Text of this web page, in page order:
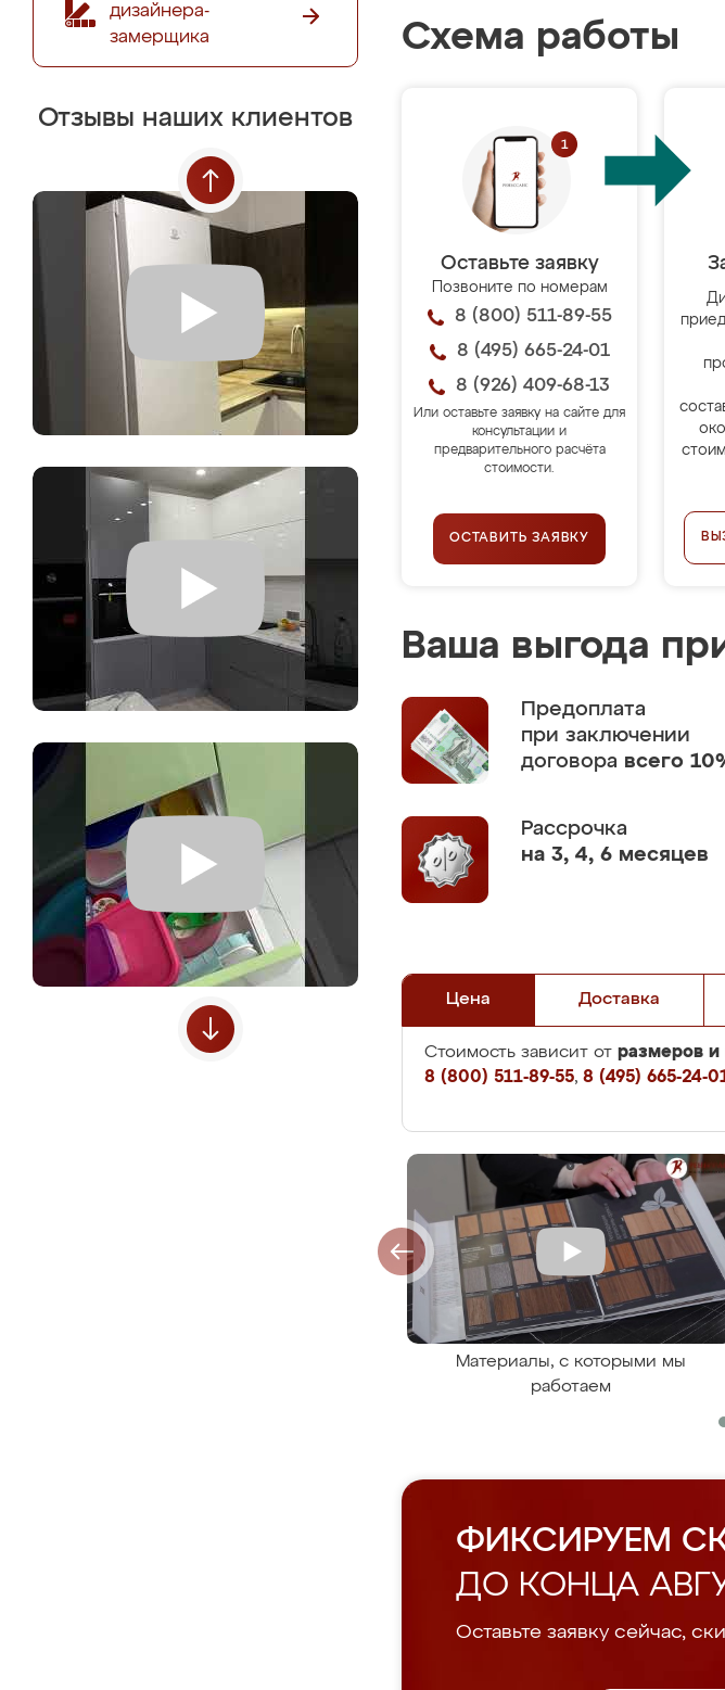
дизайнера-
замерщика
Отзывы наших клиентов
Схема работы
Оставьте заявку
Позвоните по номерам
8 (800) 511-89-55
8 (495) 665-24-01
8 (926) 409-68-13
Или оставьте заявку на сайте для
консультации и
предварительного расчёта
стоимости.
ОСТАВИТЬ ЗАЯВКУ
Ваша выгода
Предоплата
при заключении
договора всего
Рассрочка
на 3, 4, 6 месяцев
Цена Доставка
Стоимость зависит от размеров и
8 (800) 511-89-55, 8 (495) 665-24-
Материалы, с которыми мы
работаем
ФИКСИРУЕМ
ДО КОНЦА
Оставьте заявку сейчас,